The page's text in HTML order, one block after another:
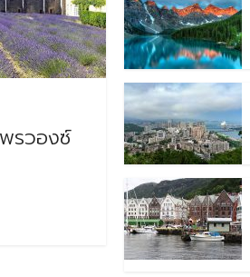
รวองซ์